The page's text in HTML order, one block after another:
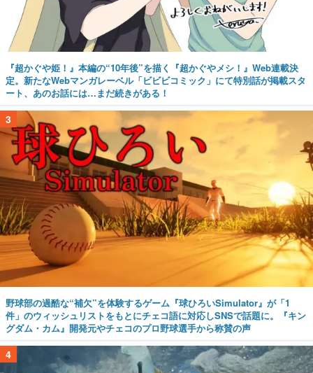
『超かぐや姫！』本編の“10年後”を描く『超かぐやメシ！』Web連載決
定。新たなWebマンガレーベル「ビビビコミック」にて特別話が掲載スタ
ート、あのお話には…まだ続きがある！
3
野球部の過酷な“補欠”を体験するゲーム『球ひろいSimulator』が「1
件」のウィッシュリストをもとにチェコ語に対応しSNSで話題に。『キン
グダム・カム』開発元やチェコのプロ野球選手から称賛の声
4